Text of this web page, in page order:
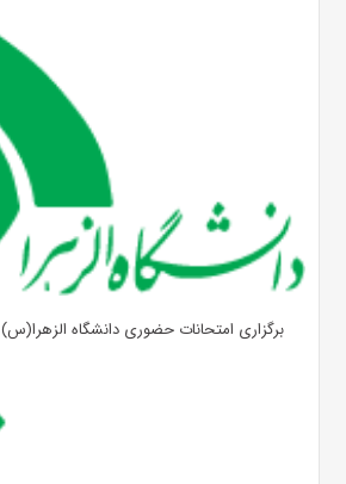
برگزاری امتحانات حضوری دانشگاه الزهرا(س)